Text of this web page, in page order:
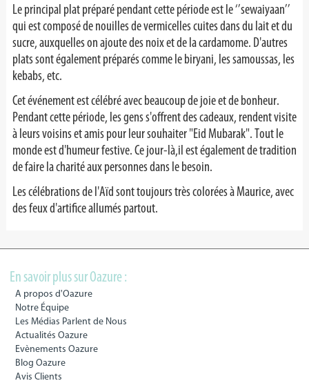
Le principal plat préparé pendant cette période est le ‘’sewaiyaan’’
qui est composé de nouilles de vermicelles cuites dans du lait et du
sucre, auxquelles on ajoute des noix et de la cardamome. D'autres
plats sont également préparés comme le biryani, les samoussas, les
kebabs, etc.
Cet événement est célébré avec beaucoup de joie et de bonheur.
Pendant cette période, les gens s'offrent des cadeaux, rendent visite
à leurs voisins et amis pour leur souhaiter "Eid Mubarak". Tout le
monde est d'humeur festive. Ce jour-là,il est également de tradition
de faire la charité aux personnes dans le besoin.
Les célébrations de l'Aïd sont toujours très colorées à Maurice, avec
des feux d'artifice allumés partout.
En savoir plus sur Oazure :
A propos d'Oazure
Notre Équipe
Les Médias Parlent de Nous
Actualités Oazure
Evènements Oazure
Blog Oazure
Avis Clients